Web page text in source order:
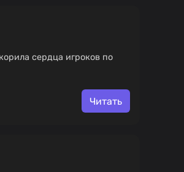
сердца игроков по
Читать